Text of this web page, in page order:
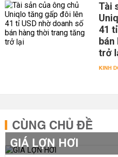
Tài
41
bán
trở
KINH
CÙNG CHỦ ĐỀ
GIÁ LỢN HƠI